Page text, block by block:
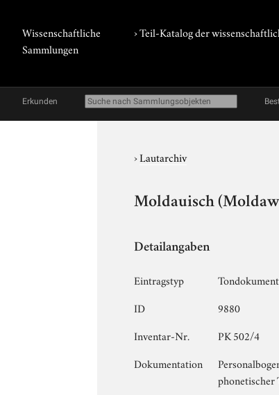
Wissenschaftliche
Sammlungen
› Teil-Katalog der
Erkunden
›Lautarchiv
Moldauisch
Detailangaben
Eintragstyp
ID
9880
Inventar-Nr.
PK 502/4
Dokumentation
phonetischer